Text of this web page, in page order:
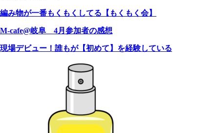
編み物が一番もくもくしてる【もくもく会】
M-cafe@岐阜 4月参加者の感想
現場デビュー！誰もが【初めて】を経験している